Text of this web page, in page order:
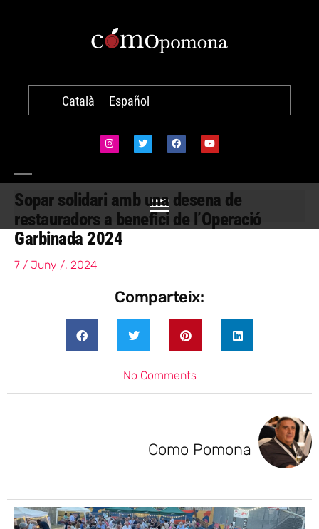
Català Español
Sopar solidari amb una desena de
restauradors a benefici de l’Operació
Garbinada 2024
7 / Juny /, 2024
Comparteix:
No Comments
Como Pomona